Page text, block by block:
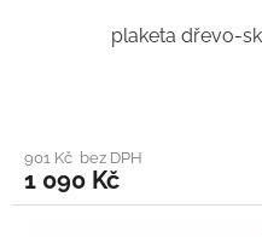
plaketa dřevo-
901 Kč bez DPH
1 090 Kč